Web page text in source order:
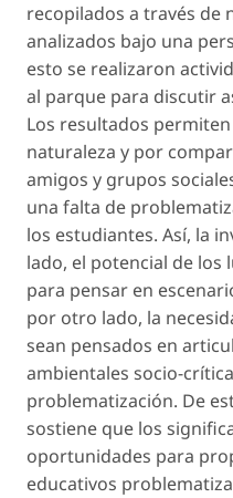
recopilados a través de
analizados bajo una
esto se realizaron
al parque para discutir
Los resultados
naturaleza y por
amigos y grupos
una falta de
los estudiantes. Así, la
lado, el potencial de los
para pensar en
por otro lado, la
sean pensados en
ambientales socio-
problematización. De
sostiene que los
oportunidades para
educativos